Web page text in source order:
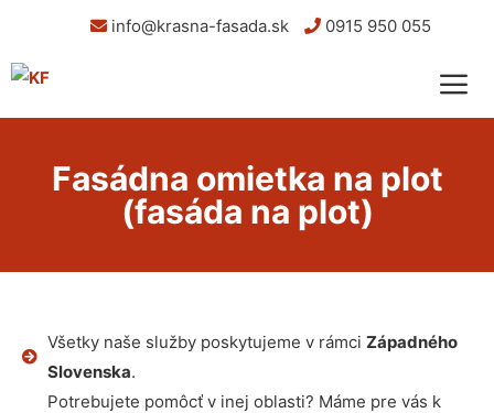
info@krasna-fasada.sk 0915 950 055
Fasádna omietka na plot
(fasáda na plot)
Všetky naše služby poskytujeme v rámci Západného
Slovenska.
Potrebujete pomôcť v inej oblasti? Máme pre vás k